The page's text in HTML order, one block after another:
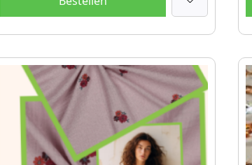
product
heeft
meerdere
variaties.
Deze